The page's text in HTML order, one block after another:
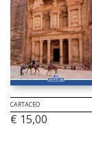
CARTACEO
€ 15,00